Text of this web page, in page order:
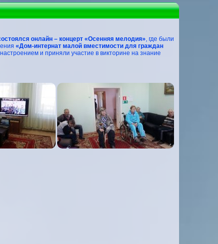
онлайн – концерт «Осенняя мелодия», где были
«Дом-интернат малой вместимости для граждан
и приняли участие в викторине на знание